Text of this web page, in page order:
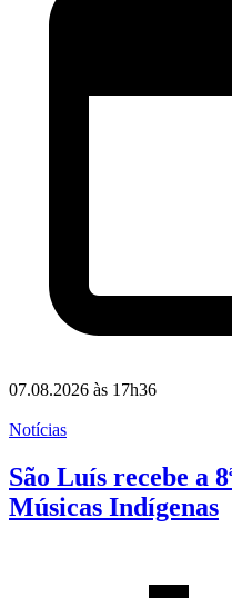
07.08.2026 às 17h36
Notícias
São Luís recebe a
Músicas Indígenas